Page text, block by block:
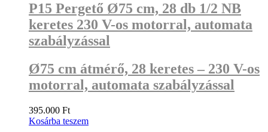
P15 Pergető Ø75 cm, 28 db 1/2 NB
keretes 230 V-os motorral, automata
szabályzással
Ø75 cm átmérő, 28 keretes – 230 V-os
motorral, automata szabályzással
395.000 Ft
Kosárba teszem